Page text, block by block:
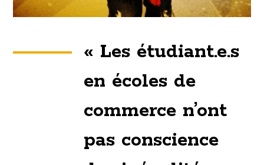
« Les étudiant.e.s
en écoles de
commerce n’ont
pas conscience